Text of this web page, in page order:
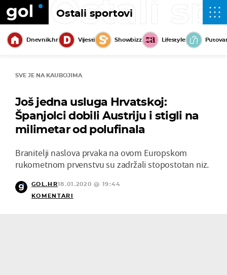
Ostali sportovi
Ostali
Dnevnik.hr Vijesti Showbizz Lifestyle
SVE JE NA KAUBOJIMA
Još jedna usluga Hrvatskoj:
Španjolci dobili Austriju i stigli na
milimetar od polufinala
Branitelji naslova prvaka na ovom Europskom
rukometnom prvenstvu su zadržali stopostotan niz.
GOL.HR18.01.2020 @ 19:44
KOMENTARI